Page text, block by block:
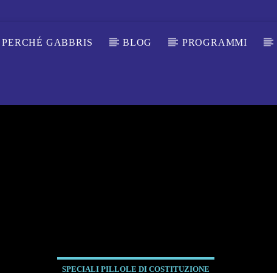
PERCHÉ GABBRIS BLOG PROGRAMMI
SPECIALI PILLOLE DI COSTITUZIONE